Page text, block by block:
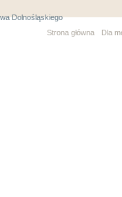
Dolnośląskiego
Strona główna
Dla